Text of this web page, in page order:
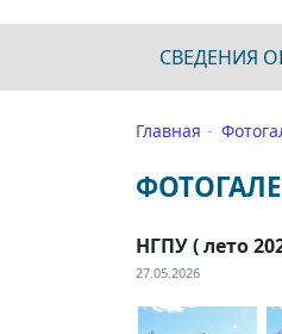
СВЕДЕНИЯ
Главная
НГПУ ( лето
27.05.2026